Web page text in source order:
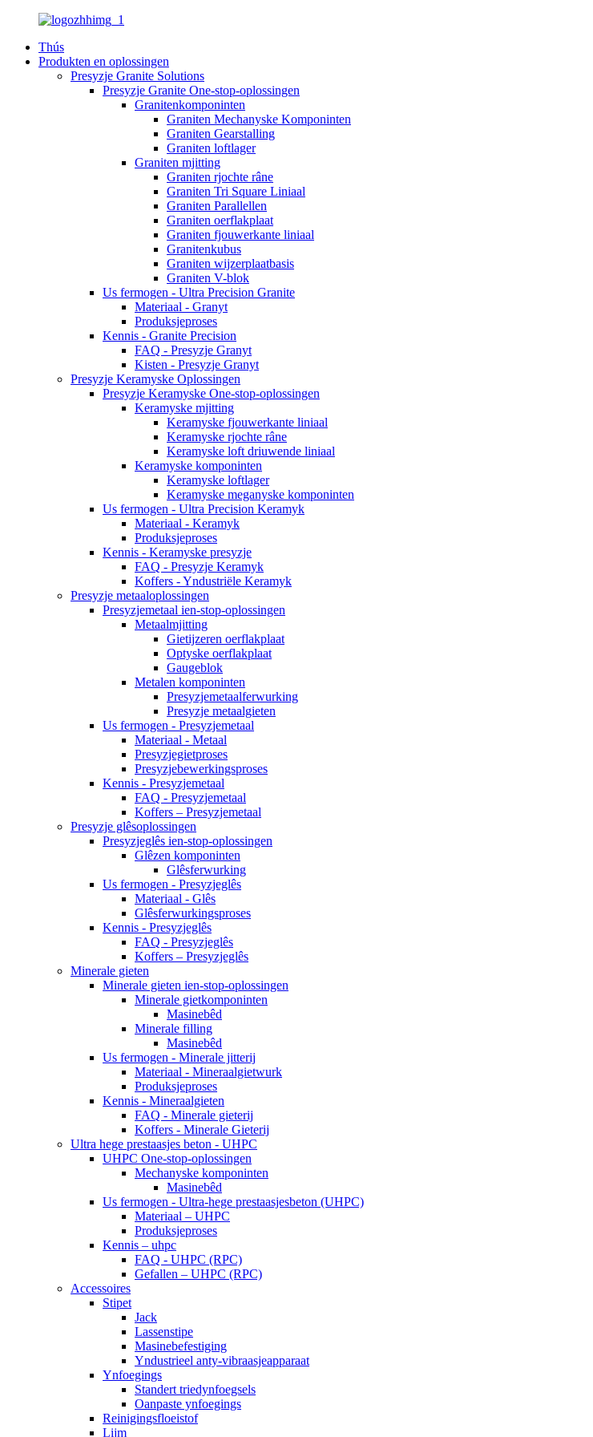
Thús
Produkten en oplossingen
Presyzje Granite Solutions
Presyzje Granite One-stop-oplossingen
Granitenkomponinten
Graniten Mechanyske Komponinten
Graniten Gearstalling
Graniten loftlager
Graniten mjitting
Graniten rjochte râne
Graniten Tri Square Liniaal
Graniten Parallellen
Graniten oerflakplaat
Graniten fjouwerkante liniaal
Granitenkubus
Graniten wijzerplaatbasis
Graniten V-blok
Us fermogen - Ultra Precision Granite
Materiaal - Granyt
Produksjeproses
Kennis - Granite Precision
FAQ - Presyzje Granyt
Kisten - Presyzje Granyt
Presyzje Keramyske Oplossingen
Presyzje Keramyske One-stop-oplossingen
Keramyske mjitting
Keramyske fjouwerkante liniaal
Keramyske rjochte râne
Keramyske loft driuwende liniaal
Keramyske komponinten
Keramyske loftlager
Keramyske meganyske komponinten
Us fermogen - Ultra Precision Keramyk
Materiaal - Keramyk
Produksjeproses
Kennis - Keramyske presyzje
FAQ - Presyzje Keramyk
Koffers - Yndustriële Keramyk
Presyzje metaaloplossingen
Presyzjemetaal ien-stop-oplossingen
Metaalmjitting
Gietijzeren oerflakplaat
Optyske oerflakplaat
Gaugeblok
Metalen komponinten
Presyzjemetaalferwurking
Presyzje metaalgieten
Us fermogen - Presyzjemetaal
Materiaal - Metaal
Presyzjegietproses
Presyzjebewerkingsproses
Kennis - Presyzjemetaal
FAQ - Presyzjemetaal
Koffers – Presyzjemetaal
Presyzje glêsoplossingen
Presyzjeglês ien-stop-oplossingen
Glêzen komponinten
Glêsferwurking
Us fermogen - Presyzjeglês
Materiaal - Glês
Glêsferwurkingsproses
Kennis - Presyzjeglês
FAQ - Presyzjeglês
Koffers – Presyzjeglês
Minerale gieten
Minerale gieten ien-stop-oplossingen
Minerale gietkomponinten
Masinebêd
Minerale filling
Masinebêd
Us fermogen - Minerale jitterij
Materiaal - Mineraalgietwurk
Produksjeproses
Kennis - Mineraalgieten
FAQ - Minerale gieterij
Koffers - Minerale Gieterij
Ultra hege prestaasjes beton - UHPC
UHPC One-stop-oplossingen
Mechanyske komponinten
Masinebêd
Us fermogen - Ultra-hege prestaasjesbeton (UHPC)
Materiaal – UHPC
Produksjeproses
Kennis – uhpc
FAQ - UHPC (RPC)
Gefallen – UHPC (RPC)
Accessoires
Stipet
Jack
Lassenstipe
Masinebefestiging
Yndustrieel anty-vibraasjeapparaat
Ynfoegings
Standert triedynfoegsels
Oanpaste ynfoegings
Reinigingsfloeistof
Lijm